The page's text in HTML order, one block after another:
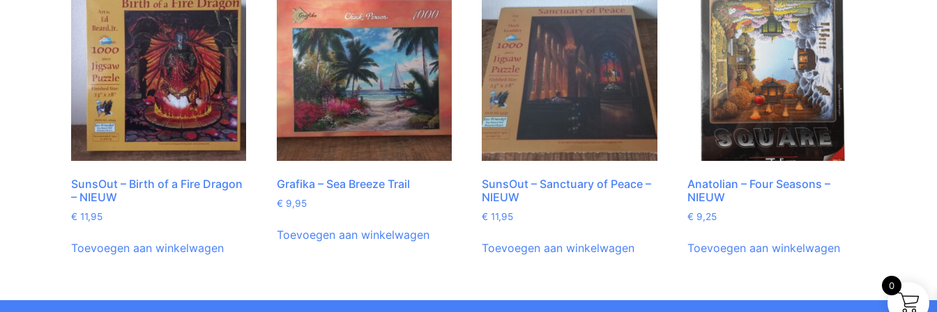
SunsOut – Birth of a Fire Dragon
– NIEUW
€ 11,95
Toevoegen aan winkelwagen
Grafika – Sea Breeze Trail
€ 9,95
Toevoegen aan winkelwagen
SunsOut – Sanctuary of Peace –
NIEUW
€ 11,95
Toevoegen aan winkelwagen
Anatolian – Four Seasons –
NIEUW
€ 9,25
Toevoegen aan winkelwagen
0